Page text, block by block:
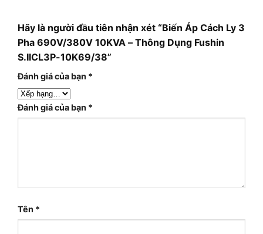
Hãy là người đầu tiên nhận xét “Biến Áp Cách Ly 3
Pha 690V/380V 10KVA – Thông Dụng Fushin
S.IICL3P-10K69/38”
Đánh giá của bạn *
Đánh giá của bạn *
Tên *